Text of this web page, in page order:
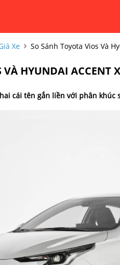
Xe So Sánh Toyota Vios Và
VÀ HYUNDAI ACCENT
cái tên gắn liền với phân khúc